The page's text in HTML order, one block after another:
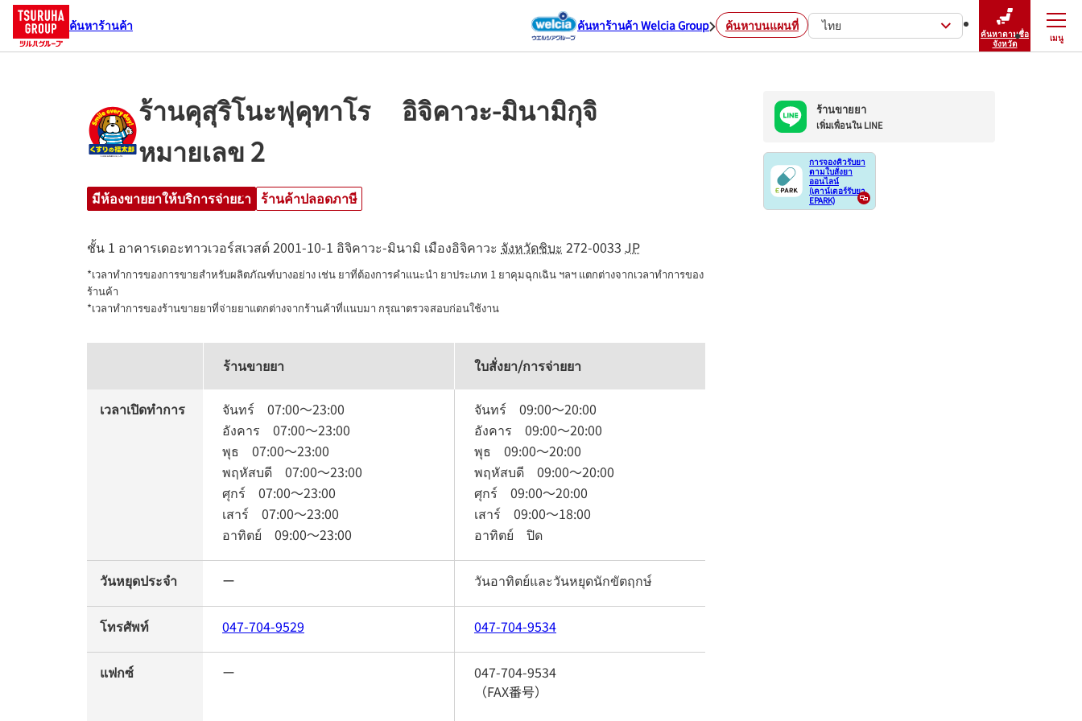
ค้นหาร้านค้า ค้นหาร้านค้า Welcia Group ค้นหาบนแผนที่ ไทย
ค้นหาตามชื่อ
จังหวัด
เมนู
ปิดเมนู
ร้านคุสุริโนะฟุคุทาโร อิจิคาวะ-มินามิกุจิ
หมายเลข 2
มีห้องขายยาให้บริการจ่ายยา ร้านค้าปลอดภาษี
ชั้น 1 อาคารเดอะทาวเวอร์สเวสต์2001-10-1 อิจิคาวะ-มินามิ เมืองอิจิคาวะ จังหวัดชิบะ 272-0033 JP
*เวลาทำการของการขายสำหรับผลิตภัณฑ์บางอย่าง เช่น ยาที่ต้องการคำแนะนำ ยาประเภท 1 ยาคุมฉุกเฉิน ฯลฯ แตกต่างจากเวลาทำการของ
ร้านค้า
*เวลาทำการของร้านขายยาที่จ่ายยาแตกต่างจากร้านค้าที่แนบมา กรุณาตรวจสอบก่อนใช้งาน
ร้านขายยา
เพิ่มเพื่อนใน LINE
การจองคิวรับยา
ตามใบสั่งยา
ออนไลน์
(เคาน์เตอร์รับยา
EPARK)
ร้านขายยา ใบสั่งยา/การจ่ายยา
เวลาเปิดทำการ จันทร์ 07:00～23:00
อังคาร 07:00～23:00
พุธ 07:00～23:00
พฤหัสบดี 07:00～23:00
ศุกร์ 07:00～23:00
เสาร์ 07:00～23:00
อาทิตย์ 09:00～23:00
จันทร์ 09:00～20:00
อังคาร 09:00～20:00
พุธ 09:00～20:00
พฤหัสบดี 09:00～20:00
ศุกร์ 09:00～20:00
เสาร์ 09:00～18:00
อาทิตย์ ปิด
วันหยุดประจำ ー วันอาทิตย์และวันหยุดนักขัตฤกษ์
โทรศัพท์ 047-704-9529 047-704-9534
แฟกซ์ ー
047-704-9534
（FAX番号）